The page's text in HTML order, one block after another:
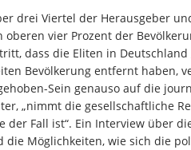
drei Viertel der Herausgeber
oberen vier Prozent der
dass die Eliten in
Bevölkerung entfernt haben,
Sein genauso auf die
„nimmt die gesellschaftliche
der Fall ist“. Ein Interview über
die Möglichkeiten, wie sich die